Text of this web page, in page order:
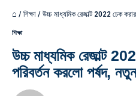
⌂ / শিক্ষা / উচ্চ মাধ্যমিক রেজাল্ট 2022 চেক
শিক্ষা
উচ্চ মাধ্যমিক রেজাল্ট
পরিবর্তন করলো পর্ষদ,